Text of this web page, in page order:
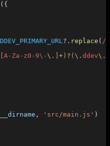
({
DDEV_PRIMARY_URL?. replace ( /
A-Za-z0-9\-\. + ) ? ( \. ddev\.
__dirname , 'src/main.js' )